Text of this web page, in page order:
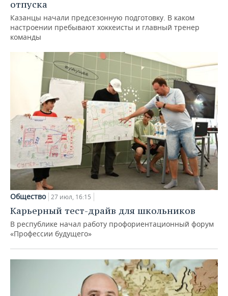
отпуска
Казанцы начали предсезонную подготовку. В каком
настроении пребывают хоккеисты и главный тренер
команды
Общество 27 июл, 16:15
Карьерный тест-драйв для школьников
В республике начал работу профориентационный форум
«Профессии будущего»